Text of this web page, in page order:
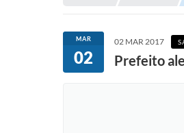
MAR
02
02 MAR 2017
Prefeito